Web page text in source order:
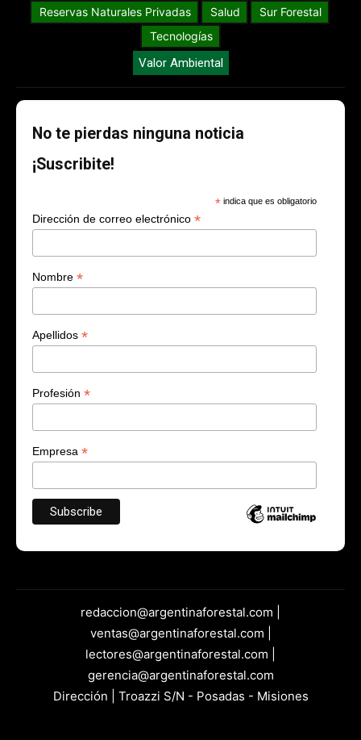
Reservas Naturales Privadas
Salud
Sur Forestal
Tecnologías
Valor Ambiental
No te pierdas ninguna noticia
¡Suscribite!
* indica que es obligatorio
Dirección de correo electrónico *
Nombre *
Apellidos *
Profesión *
Empresa *
redaccion@argentinaforestal.com |
ventas@argentinaforestal.com |
lectores@argentinaforestal.com |
gerencia@argentinaforestal.com
Dirección | Troazzi S/N - Posadas - Misiones